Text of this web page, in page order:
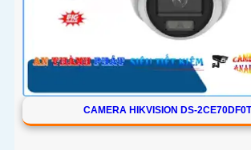
CAMERA HIKVISION DS-